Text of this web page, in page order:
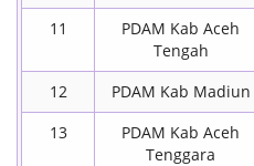
11
PDAM Kab Aceh
Tengah
12 PDAM Kab Madiun
13
PDAM Kab Aceh
Tenggara